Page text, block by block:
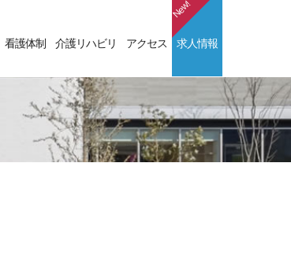
看護体制 介護リハビリ アクセス 求人情報
NEW